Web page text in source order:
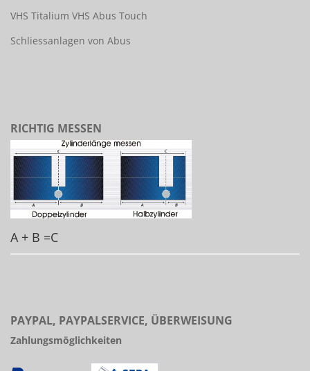
VHS Titalium VHS Abus Touch
Schliessanlagen von Abus
RICHTIG MESSEN
A + B =C
PAYPAL, PAYPALSERVICE, ÜBERWEISUNG
Zahlungsmöglichkeiten